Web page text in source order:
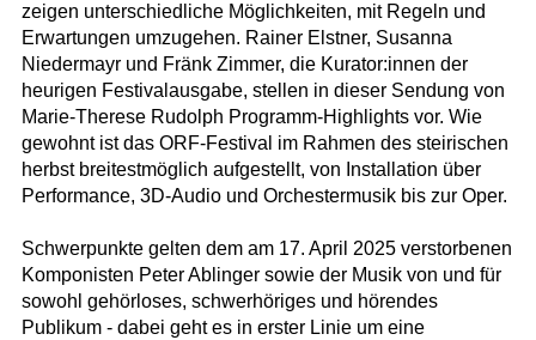
zeigen unterschiedliche Möglichkeiten, mit Regeln und
Erwartungen umzugehen. Rainer Elstner, Susanna
Niedermayr und Fränk Zimmer, die Kurator:innen der
heurigen Festivalausgabe, stellen in dieser Sendung von
Marie-Therese Rudolph Programm-Highlights vor. Wie
gewohnt ist das ORF-Festival im Rahmen des steirischen
herbst breitestmöglich aufgestellt, von Installation über
Performance, 3D-Audio und Orchestermusik bis zur Oper.
Schwerpunkte gelten dem am 17. April 2025 verstorbenen
Komponisten Peter Ablinger sowie der Musik von und für
sowohl gehörloses, schwerhöriges und hörendes
Publikum - dabei geht es in erster Linie um eine